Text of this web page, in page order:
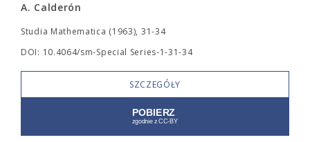
A. Calderón
Studia Mathematica (1963), 31-34
DOI: 10.4064/sm-Special Series-1-31-34
SZCZEGÓŁY